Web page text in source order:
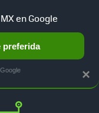
Twitter
×
en Google
preferida